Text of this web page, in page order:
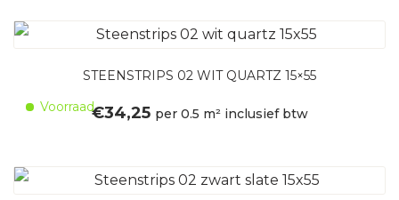
STEENSTRIPS 02 WIT QUARTZ 15×55
Voorraad€34,25 per 0.5 m² inclusief btw